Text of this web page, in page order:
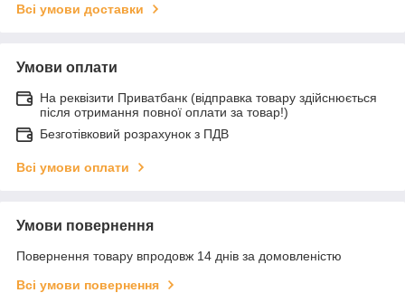
Всі умови доставки
Умови оплати
На реквізити Приватбанк (відправка товару здійснюється
після отримання повної оплати за товар!)
Безготівковий розрахунок з ПДВ
Всі умови оплати
Умови повернення
Повернення товару впродовж 14 днів за домовленістю
Всі умови повернення